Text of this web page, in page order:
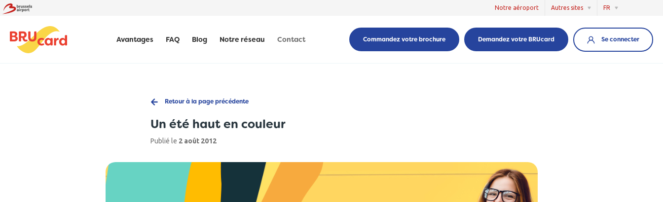
Notre aéroport Autres sites FR
Avantages FAQ Blog Notre réseau Contact Commandez votre brochure Demandez votre BRUcard Se connecter
Retour à la page précédente
Un été haut en couleur
Publié le 2 août 2012